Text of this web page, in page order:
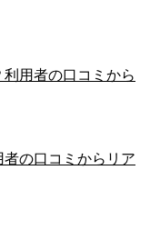
用者の口コミから
の口コミからリア